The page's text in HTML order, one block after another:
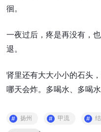
徊。
一夜过后，疼是再没有，
退。
肾里还有大大小小的石头
哪天会炸。多喝水、多喝水
扬州 甲流